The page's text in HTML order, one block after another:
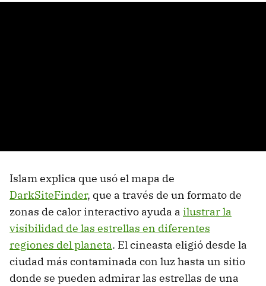
Islam explica que usó el mapa de
DarkSiteFinder, que a través de un formato de
zonas de calor interactivo ayuda a ilustrar la
visibilidad de las estrellas en diferentes
regiones del planeta. El cineasta eligió desde la
ciudad más contaminada con luz hasta un sitio
donde se pueden admirar las estrellas de una